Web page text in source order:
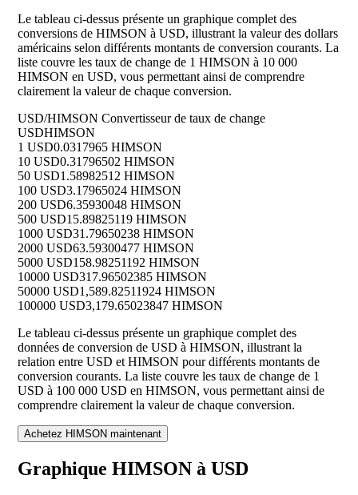
Le tableau ci-dessus présente un graphique complet des
conversions de HIMSON à USD, illustrant la valeur des dollars
américains selon différents montants de conversion courants. La
liste couvre les taux de change de 1 HIMSON à 10 000
HIMSON en USD, vous permettant ainsi de comprendre
clairement la valeur de chaque conversion.
USD/HIMSON Convertisseur de taux de change
USDHIMSON
1 USD0.0317965 HIMSON
10 USD0.31796502 HIMSON
50 USD1.58982512 HIMSON
100 USD3.17965024 HIMSON
200 USD6.35930048 HIMSON
500 USD15.89825119 HIMSON
1000 USD31.79650238 HIMSON
2000 USD63.59300477 HIMSON
5000 USD158.98251192 HIMSON
10000 USD317.96502385 HIMSON
50000 USD1,589.82511924 HIMSON
100000 USD3,179.65023847 HIMSON
Le tableau ci-dessus présente un graphique complet des
données de conversion de USD à HIMSON, illustrant la
relation entre USD et HIMSON pour différents montants de
conversion courants. La liste couvre les taux de change de 1
USD à 100 000 USD en HIMSON, vous permettant ainsi de
comprendre clairement la valeur de chaque conversion.
Achetez HIMSON maintenant
Graphique HIMSON à USD